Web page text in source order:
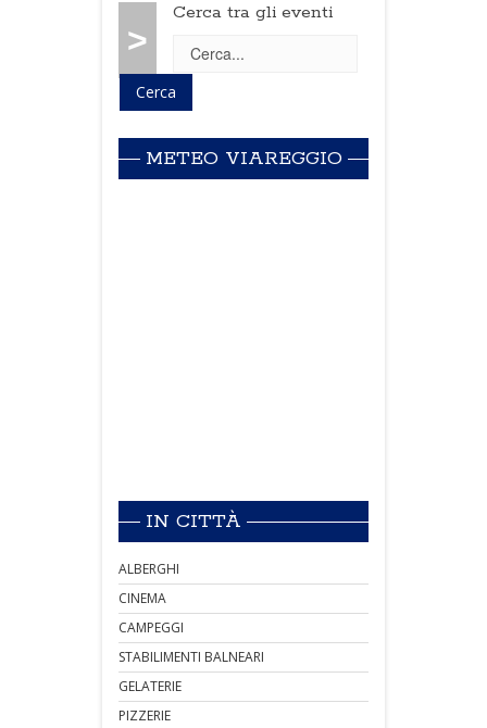
>
Cerca tra gli eventi
METEO VIAREGGIO
IN CITTÀ
ALBERGHI
CINEMA
CAMPEGGI
STABILIMENTI BALNEARI
GELATERIE
PIZZERIE